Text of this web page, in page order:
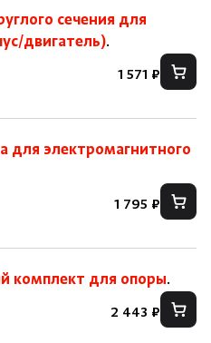
сечения для
двигатель).
1 571 ₽
для электромагнитного
1 795 ₽
комплект для опоры.
2 443 ₽